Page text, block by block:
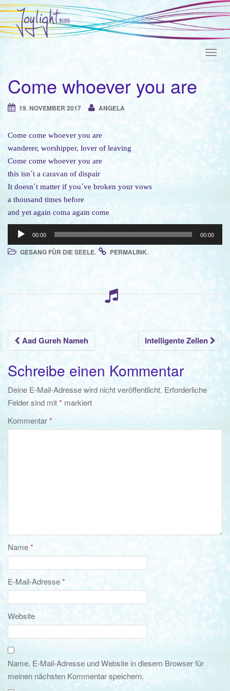
T
i
o
n
Come whoever you are
19. NOVEMBER 2017 ANGELA
Come come whoever you are
wanderer, worshipper, lover of leaving
Come come whoever you are
this isn´t a caravan of dispair
It doesn´t matter if you´ve broken your vows
a thousand times before
and yet again coma again come
Audio-
Player
00:00 00:00
GESANG FÜR DIE SEELE. PERMALINK.
Beitrags-
Navigation
Aad Gureh Nameh Intelligente Zellen
Schreibe einen Kommentar
Deine E-Mail-Adresse wird nicht veröffentlicht. Erforderliche
Felder sind mit* markiert
Kommentar*
Name*
E-Mail-Adresse*
Website
Name, E-Mail-Adresse und Website in diesem Browser für
meinen nächsten Kommentar speichern.